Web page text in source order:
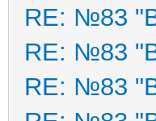
RE: №83
RE: №83
RE: №83